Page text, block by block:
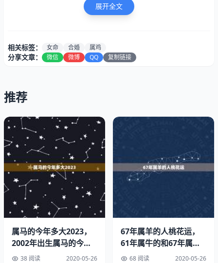
我96年属鼠的会和我93年属鸡的男朋友幸福吗？相配吗？
人生的好坏的确有运气的成分，但是过分依赖运气和命运，
包括属相，你永远不可能得到幸福，你两个相配不相配只有
展开全文
相关标签： 女命 合婚 属鸡
分享文章： 微信 微博 QQ 复制链接
推荐
属马的今年多大2023，
2002年出生属马的今年
多大38 阅读 2020-05-26
67年属羊的人桃花运，
61年属牛的和67年属马
的在68 阅读 2020-05-26